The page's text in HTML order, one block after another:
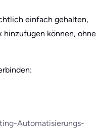
einfach gehalten,
hinzufügen können, ohne
Automatisierungs-